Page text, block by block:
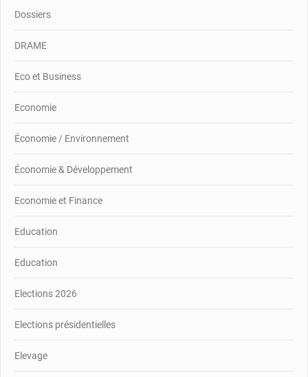
Dossiers
DRAME
Eco et Business
Economie
Économie / Environnement
Économie & Développement
Economie et Finance
Education
Education
Elections 2026
Elections présidentielles
Elevage